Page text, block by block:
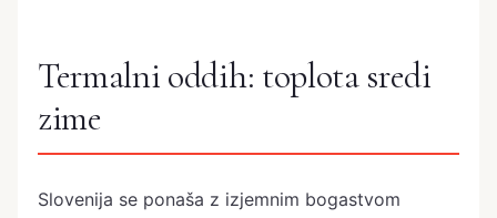
Termalni oddih: toplota sredi
zime
Slovenija se ponaša z izjemnim bogastvom